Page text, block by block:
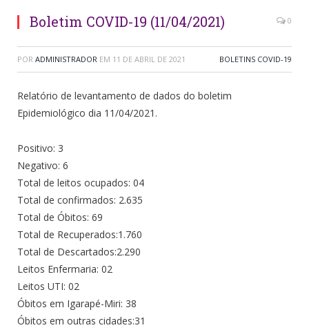
Boletim COVID-19 (11/04/2021) 0
POR ADMINISTRADOR EM 11 DE ABRIL DE 2021 BOLETINS COVID-19
Relatório de levantamento de dados do boletim
Epidemiológico dia 11/04/2021.
Positivo: 3
Negativo: 6
Total de leitos ocupados: 04
Total de confirmados: 2.635
Total de Óbitos: 69
Total de Recuperados:1.760
Total de Descartados:2.290
Leitos Enfermaria: 02
Leitos UTI: 02
Óbitos em Igarapé-Miri: 38
Óbitos em outras cidades:31